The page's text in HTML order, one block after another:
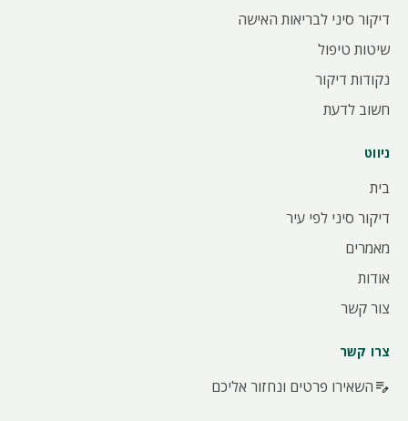
דיקור סיני לבריאות האישה
שיטות טיפול
נקודות דיקור
חשוב לדעת
ניווט
בית
דיקור סיני לפי עיר
מאמרים
אודות
צור קשר
צרו קשר
edit_noteהשאירו פרטים ונחזור אליכם